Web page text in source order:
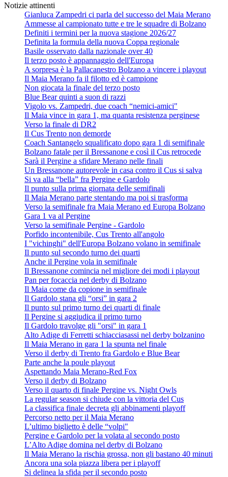
Notizie attinenti
Gianluca Zampedri ci parla del successo del Maia Merano
Ammesse al campionato tutte e tre le squadre di Bolzano
Definiti i termini per la nuova stagione 2026/27
Definita la formula della nuova Coppa regionale
Basile osservato dalla nazionale over 40
Il terzo posto è appannaggio dell'Europa
A sorpresa è la Pallacanestro Bolzano a vincere i playout
Il Maia Merano fa il filotto ed è campione
Non giocata la finale del terzo posto
Blue Bear quinti a suon di razzi
Vigolo vs. Zampedri, due coach “nemici-amici"
Il Maia vince in gara 1, ma quanta resistenza perginese
Verso la finale di DR2
Il Cus Trento non demorde
Coach Santangelo squalificato dopo gara 1 di semifinale
Bolzano fatale per il Bressanone e così il Cus retrocede
Sarà il Pergine a sfidare Merano nelle finali
Un Bressanone autorevole in casa contro il Cus si salva
Si va alla “bella” fra Pergine e Gardolo
Il punto sulla prima giornata delle semifinali
Il Maia Merano parte stentando ma poi si trasforma
Verso la semifinale fra Maia Merano ed Europa Bolzano
Gara 1 va al Pergine
Verso la semifinale Pergine - Gardolo
Porfido incontenibile, Cus Trento all'angolo
I "vichinghi" dell'Europa Bolzano volano in semifinale
Il punto sul secondo turno dei quarti
Anche il Pergine vola in semifinale
Il Bressanone comincia nel migliore dei modi i playout
Pan per focaccia nel derby di Bolzano
Il Maia come da copione in semifinale
Il Gardolo stana gli “orsi” in gara 2
Il punto sul primo turno dei quarti di finale
Il Pergine si aggiudica il primo turno
Il Gardolo travolge gli "orsi" in gara 1
Alto Adige di Ferretti schiacciasassi nel derby bolzanino
Il Maia Merano in gara 1 la spunta nel finale
Verso il derby di Trento fra Gardolo e Blue Bear
Parte anche la poule playout
Aspettando Maia Merano-Red Fox
Verso il derby di Bolzano
Verso il quarto di finale Pergine vs. Night Owls
La regular season si chiude con la vittoria del Cus
La classifica finale decreta gli abbinamenti playoff
Percorso netto per il Maia Merano
L’ultimo biglietto è delle “volpi"
Pergine e Gardolo per la volata al secondo posto
L’Alto Adige domina nel derby di Bolzano
Il Maia Merano la rischia grossa, non gli bastano 40 minuti
Ancora una sola piazza libera per i playoff
Si delinea la sfida per il secondo posto